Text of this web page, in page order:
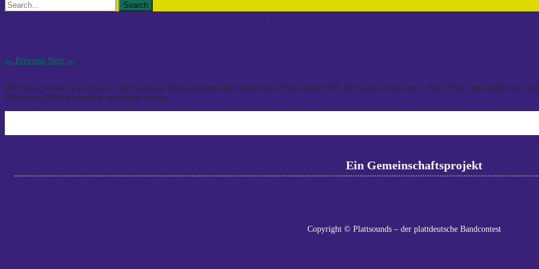
Search
for:
← Previous Next →
Die Band „Whale in the Desert“ aus Buxtehude beim plattdeutschen Bandcontest Plattsounds 2018. Die Band belegte den 3. Platz. Hier beim Auftritt im
Plattsounds 2018 honorarfrei verwendet werden.
Ein Gemeinschaftsprojekt
Copyright © Plattsounds – der plattdeutsche Bandcontest